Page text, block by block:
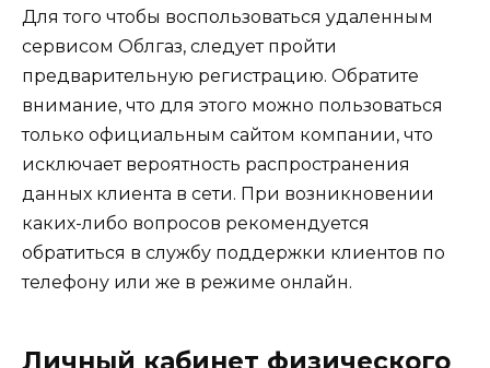
Для того чтобы воспользоваться удаленным
сервисом Облгаз, следует пройти
предварительную регистрацию. Обратите
внимание, что для этого можно пользоваться
только официальным сайтом компании, что
исключает вероятность распространения
данных клиента в сети. При возникновении
каких-либо вопросов рекомендуется
обратиться в службу поддержки клиентов по
телефону или же в режиме онлайн.
Личный кабинет физического